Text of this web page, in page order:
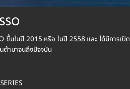
ขึ้นในปี 2015 หรือ ในปี 2558 และ ได้มีการเปิด
ต้ามาจนถึงปัจจุบัน